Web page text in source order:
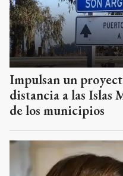
Impulsan un
distancia a las Islas
de los municipios